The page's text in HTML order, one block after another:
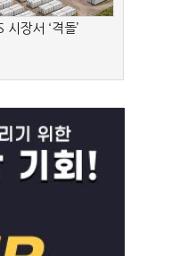
장서 ‘격돌’